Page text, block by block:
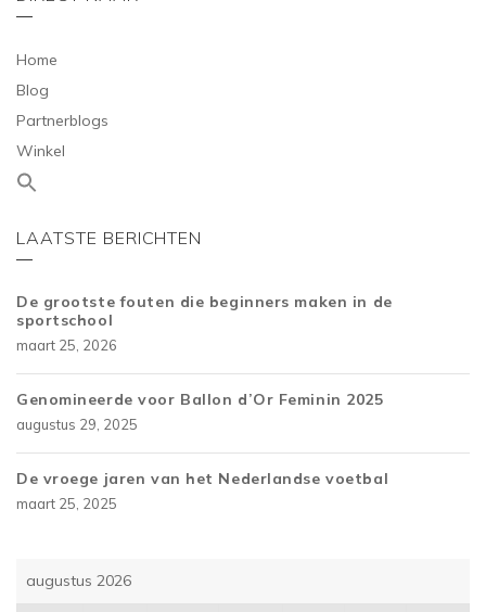
Home
Blog
Partnerblogs
Winkel
LAATSTE BERICHTEN
De grootste fouten die beginners maken in de
sportschool
maart 25, 2026
Genomineerde voor Ballon d’Or Feminin 2025
augustus 29, 2025
De vroege jaren van het Nederlandse voetbal
maart 25, 2025
augustus 2026